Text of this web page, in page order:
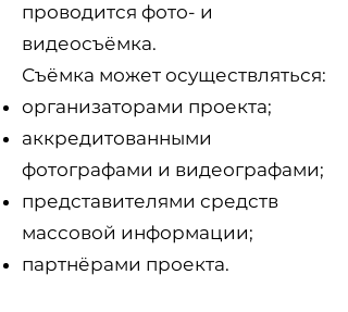
проводится фото- и
видеосъёмка.
Съёмка может осуществляться:
организаторами проекта;
аккредитованными
фотографами и видеографами;
представителями средств
массовой информации;
партнёрами проекта.